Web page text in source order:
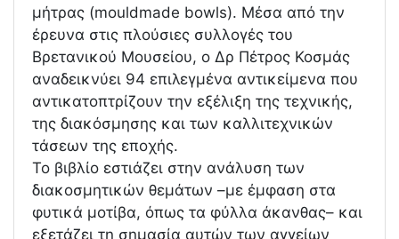
μήτρας (mouldmade bowls). Μέσα από την
έρευνα στις πλούσιες συλλογές του
Βρετανικού Μουσείου, ο Δρ Πέτρος Κοσμάς
αναδεικνύει 94 επιλεγμένα αντικείμενα που
αντικατοπτρίζουν την εξέλιξη της τεχνικής,
της διακόσμησης και των καλλιτεχνικών
τάσεων της εποχής.
Το βιβλίο εστιάζει στην ανάλυση των
διακοσμητικών θεμάτων –με έμφαση στα
φυτικά μοτίβα, όπως τα φύλλα άκανθας– και
εξετάζει τη σημασία αυτών των αγγείων